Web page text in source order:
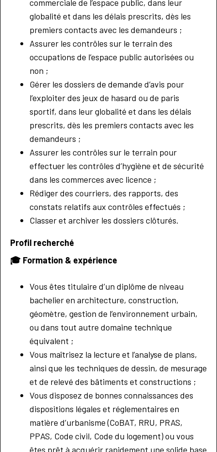
commerciale de l’espace public, dans leur
globalité et dans les délais prescrits, dès les
premiers contacts avec les demandeurs ;
Assurer les contrôles sur le terrain des
occupations de l’espace public autorisées ou
non ;
Gérer les dossiers de demande d’avis pour
l’exploiter des jeux de hasard ou de paris
sportif, dans leur globalité et dans les délais
prescrits, dès les premiers contacts avec les
demandeurs ;
Assurer les contrôles sur le terrain pour
effectuer les contrôles d’hygiène et de sécurité
dans les commerces avec licence ;
Rédiger des courriers, des rapports, des
constats relatifs aux contrôles effectués ;
Classer et archiver les dossiers clôturés.
Profil recherché
🎓 Formation & expérience
Vous êtes titulaire d’un diplôme de niveau
bachelier en architecture, construction,
géomètre, gestion de l’environnement urbain,
ou dans tout autre domaine technique
équivalent ;
Vous maîtrisez la lecture et l’analyse de plans,
ainsi que les techniques de dessin, de mesurage
et de relevé des bâtiments et constructions ;
Vous disposez de bonnes connaissances des
dispositions légales et réglementaires en
matière d’urbanisme (CoBAT, RRU, PRAS,
PPAS, Code civil, Code du logement) ou vous
êtes prêt à acquérir rapidement une solide base